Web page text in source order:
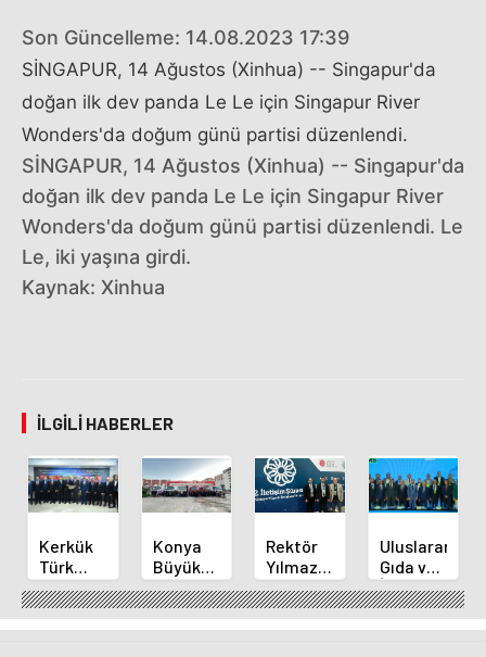
Son Güncelleme: 14.08.2023 17:39
SİNGAPUR, 14 Ağustos (Xinhua) -- Singapur'da
doğan ilk dev panda Le Le için Singapur River
Wonders'da doğum günü partisi düzenlendi.
SİNGAPUR, 14 Ağustos (Xinhua) -- Singapur'da
doğan ilk dev panda Le Le için Singapur River
Wonders'da doğum günü partisi düzenlendi. Le
Le, iki yaşına girdi.
Kaynak: Xinhua
İLGILI HABERLER
Kerkük
Türk
Dünyası
Belediyeler
Birliği
Konya
Büyükşehir'den
Alanya
Yangınına
Destek
Rektör
Yılmaz
ve
Akademisyenler
2.
Uluslararası
Gıda ve
İnovasyon
Forumu
Selçuklu'da